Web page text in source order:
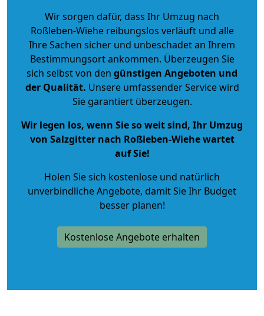
Wir sorgen dafür, dass Ihr Umzug nach
Roßleben-Wiehe reibungslos verläuft und alle
Ihre Sachen sicher und unbeschadet an Ihrem
Bestimmungsort ankommen. Überzeugen Sie
sich selbst von den günstigen Angeboten und
der Qualität. Unsere umfassender Service wird
Sie garantiert überzeugen.
Wir legen los, wenn Sie so weit sind, Ihr Umzug
von Salzgitter nach Roßleben-Wiehe wartet
auf Sie!
Holen Sie sich kostenlose und natürlich
unverbindliche Angebote, damit Sie Ihr Budget
besser planen!
Kostenlose Angebote erhalten